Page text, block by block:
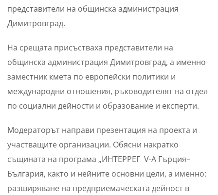
представители на общинска администрация
Димитровград.
На срещата присъстваха представители на
общинска администрация Димитровград, а именно
заместник кмета по европейски политики и
международни отношения, ръководителят на отдел
по социални дейности и образование и експерти.
Модераторът направи презентация на проекта и
участващите организации. Обясни накратко
същината на програма „ИНТЕРРЕГ V-A Гърция–
България, както и нейните основни цели, а именно:
разширяване на предприемаческата дейност в